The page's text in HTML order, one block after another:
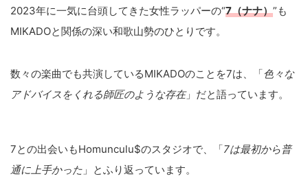
2023年に一気に台頭してきた女性ラッパーの“7（ナナ）”も
MIKADOと関係の深い和歌山勢のひとりです。
数々の楽曲でも共演しているMIKADOのことを7は、「色々な
アドバイスをくれる師匠のような存在」だと語っています。
7との出会いもHomunculu$のスタジオで、「7は最初から普
通に上手かった 」とふり返っています。